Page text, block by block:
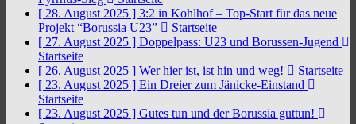
[ 28. August 2025 ] 3:2 in Kohlhof – Top-Start für das neue
Projekt “Borussia U23”
Startseite
[ 27. August 2025 ] Doppelpass: U23 und Borussen-Jugend
Startseite
[ 26. August 2025 ] Wer hier ist, ist hin und weg!
Startseite
[ 23. August 2025 ] Ein Dreier zum Jänicke-Einstand
Startseite
[ 23. August 2025 ] Gutes tun und der Borussia guttun!